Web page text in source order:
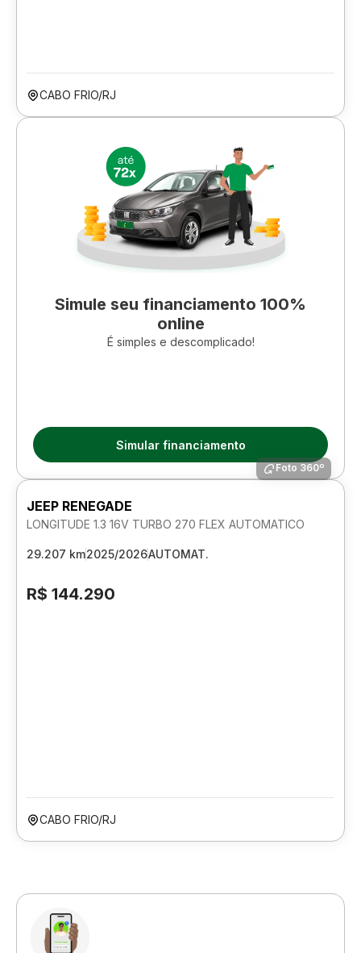
CABO FRIO/RJ
Simule seu financiamento 100%
online
É simples e descomplicado!
Simular financiamento
Foto 360º
JEEP RENEGADE
LONGITUDE 1.3 16V TURBO 270 FLEX AUTOMATICO
29.207 km2025/2026AUTOMAT.
R$ 144.290
CABO FRIO/RJ